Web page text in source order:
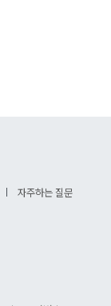
자주하는 질문